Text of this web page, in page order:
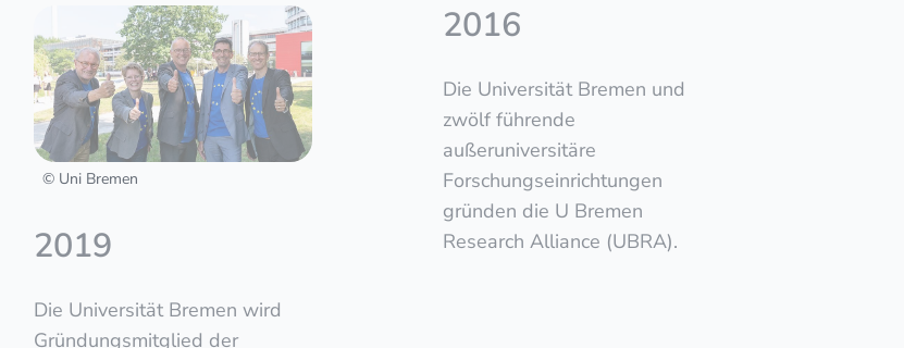
© Uni Bremen
2019
Die Universität Bremen wird
Gründungsmitglied der
2016
Die Universität Bremen und
zwölf führende
außeruniversitäre
Forschungseinrichtungen
gründen die U Bremen
Research Alliance (UBRA).